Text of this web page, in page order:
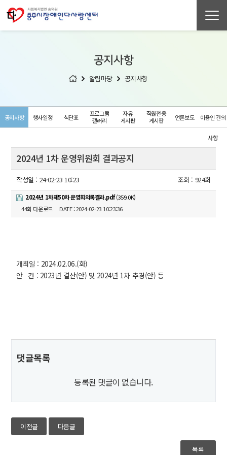
공지사항
알림마당 공지사항
공지사항 행사일정 식단표
프로그램
갤러리
자유
게시판
직원전용
게시판
언론보도 이용인 건의
사항
2024년 1차 운영위원회 결과공지
작성일 : 24-02-23 10:23 조회 : 924회
2024년 1차제50차 운영회의록결과.pdf(359.0K)
44회 다운로드
DATE : 2024-02-23 10:23:36
개최일 : 2024.02.06.(화)
안 건 : 2023년 결산(안) 및 2024년 1차 추경(안) 등
댓글목록
등록된 댓글이 없습니다.
이전글 다음글
목록